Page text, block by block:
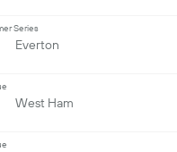
Series
Everton
West Ham